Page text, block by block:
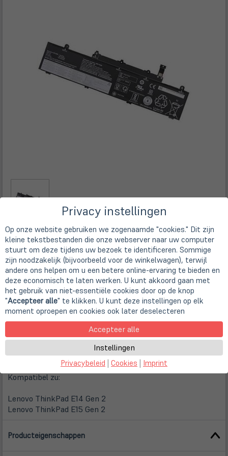
Beschrijving
Replacement Akku für Lenovo ThinkPad
Wir verwenden ausschließlich Replacement Akkus
führender OEM-Anbieter!
Ersetzt Lenovo FRU 5B10X02594, 5B10X02600,
5B10X02603, 5B11N52062, 5B11N52066, 5B11N52078,
Typ: Interner Akku
Kompatibel zu:
Lenovo ThinkPad E14 Gen 2
Lenovo ThinkPad E15 Gen 2
Producteigenschappen
Privacy instellingen
Op onze website gebruiken we zogenaamde "cookies." Dit zijn
kleine tekstbestanden die onze webserver naar uw computer
stuurt om deze tijdens uw bezoek te identificeren. Sommige
zijn noodzakelijk (bijvoorbeeld voor de winkelwagen), terwijl
andere ons helpen om u een betere online-ervaring te bieden en
deze economisch te laten werken. U kunt akkoord gaan met
het gebruik van niet-essentiële cookies door op de knop
"Accepteer alle" te klikken. U kunt deze instellingen op elk
moment oproepen en cookies ook later deselecteren
Accepteer alle
Instellingen
Privacybeleid | Cookies | Imprint